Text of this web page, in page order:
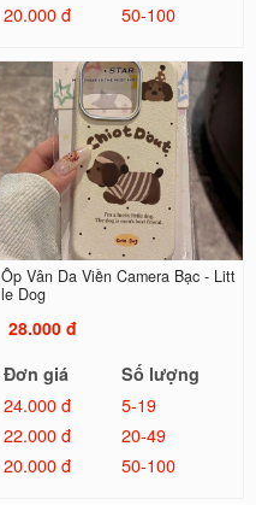
20.000 đ
50-100
Ốp Vân Da Viền Camera Bạc - Litt
le Dog
28.000 đ
Đơn giá
Số lượng
24.000 đ
5-19
22.000 đ
20-49
20.000 đ
50-100